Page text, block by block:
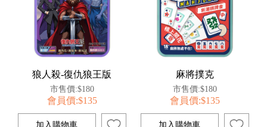
狼人殺-復仇狼王版
市售價:$180
會員價:$135
麻將撲克
市售價:$180
會員價:$135